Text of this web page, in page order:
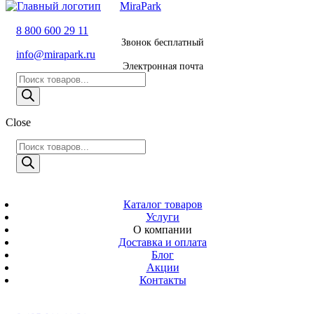
Звонок
бесплатный
8 495 011 11 21
Электронная
Время работы
Москва, ул.
Новослободская
д. 57/65, помещ.
MiraPark
8 800 600 29 11
Звонок бесплатный
info@mirapark.ru
Электронная почта
Поиск
товаров
Close
Поиск
товаров
Каталог товаров
Услуги
О компании
Доставка и оплата
Блог
Акции
Контакты